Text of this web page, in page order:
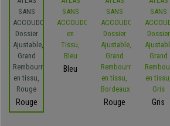
Rouge
Bleu
Rouge Gris